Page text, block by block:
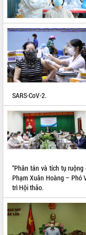
Bàn giải pháp tháo gỡ khó khăn
xuất khẩu sầu riêng và triển
định EUDR
Thứ trưởng Bộ Nông nghiệp và
trường Nguyễn Hoàng Hiệp
vùng trồng và doanh nghiệp
sầu riêng tại Đắk Lắk
Trình diễn nghệ thuật chế biến
Đắk Lắk công bố Quy hoạch và
tiến đầu tư tỉnh
Ngành cá ngừ Đắk Lắk chủ
ứng để giữ vững thị trường
Diễn đàn Kinh tế tư nhân Việt
Đề án 06 tạo bước ngoặt đột
cải cách hành chính tỉnh Đắk
Kết nối tour, đẩy mạnh chuyển
để phát triển du lịch Đắk Lắk
Khởi động Dự án Đầu tư xây
tầng kỹ thuật Cụm công nghiệp
SARS-CoV-2.
“Phân tán và tích tụ ruộng
Phạm Xuân Hoàng – Phó
trì Hội thảo.